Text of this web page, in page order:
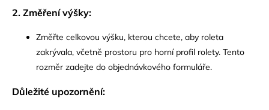
2. Změření výšky:
Změřte celkovou výšku, kterou chcete, aby roleta
zakrývala, včetně prostoru pro horní profil rolety. Tento
rozměr zadejte do objednávkového formuláře.
Důležité upozornění: